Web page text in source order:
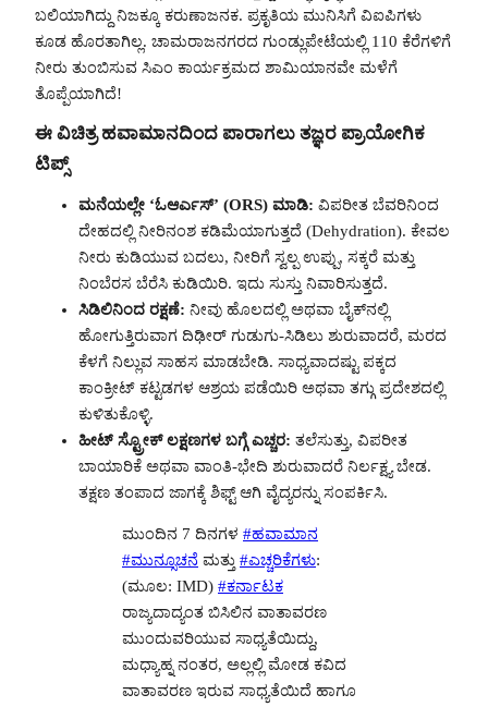
ಬಲಿಯಾಗಿದ್ದು ನಿಜಕ್ಕೂ ಕರುಣಾಜನಕ. ಪ್ರಕೃತಿಯ ಮುನಿಸಿಗೆ ವಿಐಪಿಗಳು
ಕೂಡ ಹೊರತಾಗಿಲ್ಲ. ಚಾಮರಾಜನಗರದ ಗುಂಡ್ಲುಪೇಟೆಯಲ್ಲಿ 110 ಕೆರೆಗಳಿಗೆ
ನೀರು ತುಂಬಿಸುವ ಸಿಎಂ ಕಾರ್ಯಕ್ರಮದ ಶಾಮಿಯಾನವೇ ಮಳೆಗೆ
ತೊಪ್ಪೆಯಾಗಿದೆ!
ಈ ವಿಚಿತ್ರ ಹವಾಮಾನದಿಂದ ಪಾರಾಗಲು ತಜ್ಞರ ಪ್ರಾಯೋಗಿಕ
ಟಿಪ್ಸ್
ಮನೆಯಲ್ಲೇ ‘ಓಆರ್ಎಸ್’ (ORS) ಮಾಡಿ: ವಿಪರೀತ ಬೆವರಿನಿಂದ
ದೇಹದಲ್ಲಿ ನೀರಿನಂಶ ಕಡಿಮೆಯಾಗುತ್ತದೆ (Dehydration). ಕೇವಲ
ನೀರು ಕುಡಿಯುವ ಬದಲು, ನೀರಿಗೆ ಸ್ವಲ್ಪ ಉಪ್ಪು, ಸಕ್ಕರೆ ಮತ್ತು
ನಿಂಬೆರಸ ಬೆರೆಸಿ ಕುಡಿಯಿರಿ. ಇದು ಸುಸ್ತು ನಿವಾರಿಸುತ್ತದೆ.
ಸಿಡಿಲಿನಿಂದ ರಕ್ಷಣೆ: ನೀವು ಹೊಲದಲ್ಲಿ ಅಥವಾ ಬೈಕ್‌ನಲ್ಲಿ
ಹೋಗುತ್ತಿರುವಾಗ ದಿಢೀರ್ ಗುಡುಗು-ಸಿಡಿಲು ಶುರುವಾದರೆ, ಮರದ
ಕೆಳಗೆ ನಿಲ್ಲುವ ಸಾಹಸ ಮಾಡಬೇಡಿ. ಸಾಧ್ಯವಾದಷ್ಟು ಪಕ್ಕದ
ಕಾಂಕ್ರೀಟ್ ಕಟ್ಟಡಗಳ ಆಶ್ರಯ ಪಡೆಯಿರಿ ಅಥವಾ ತಗ್ಗು ಪ್ರದೇಶದಲ್ಲಿ
ಕುಳಿತುಕೊಳ್ಳಿ.
ಹೀಟ್ ಸ್ಟ್ರೋಕ್ ಲಕ್ಷಣಗಳ ಬಗ್ಗೆ ಎಚ್ಚರ: ತಲೆಸುತ್ತು, ವಿಪರೀತ
ಬಾಯಾರಿಕೆ ಅಥವಾ ವಾಂತಿ-ಭೇದಿ ಶುರುವಾದರೆ ನಿರ್ಲಕ್ಷ್ಯ ಬೇಡ.
ತಕ್ಷಣ ತಂಪಾದ ಜಾಗಕ್ಕೆ ಶಿಫ್ಟ್ ಆಗಿ ವೈದ್ಯರನ್ನು ಸಂಪರ್ಕಿಸಿ.
ಮುಂದಿನ 7 ದಿನಗಳ #ಹವಾಮಾನ
#ಮುನ್ಸೂಚನೆ ಮತ್ತು #ಎಚ್ಚರಿಕೆಗಳು:
(ಮೂಲ: IMD) #ಕರ್ನಾಟಕ
ರಾಜ್ಯದಾದ್ಯಂತ ಬಿಸಿಲಿನ ವಾತಾವರಣ
ಮುಂದುವರಿಯುವ ಸಾಧ್ಯತೆಯಿದ್ದು,
ಮಧ್ಯಾಹ್ನ ನಂತರ, ಅಲ್ಲಲ್ಲಿ ಮೋಡ ಕವಿದ
ವಾತಾವರಣ ಇರುವ ಸಾಧ್ಯತೆಯಿದೆ ಹಾಗೂ